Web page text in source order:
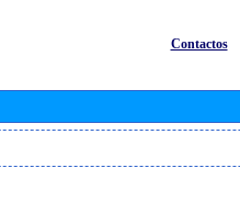
Contactos